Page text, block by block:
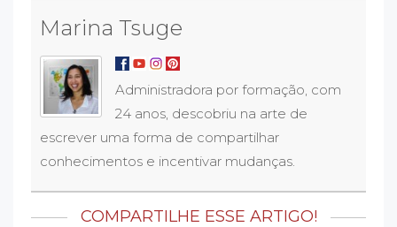
Marina Tsuge
Administradora por formação, com
24 anos, descobriu na arte de
escrever uma forma de compartilhar
conhecimentos e incentivar mudanças.
COMPARTILHE ESSE ARTIGO!